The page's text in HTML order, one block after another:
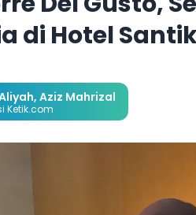
di Hotel
, Aziz Mahrizal
Ketik.com